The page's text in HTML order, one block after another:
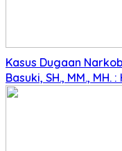
Kasus Dugaan
Basuki, SH., MM., MH.